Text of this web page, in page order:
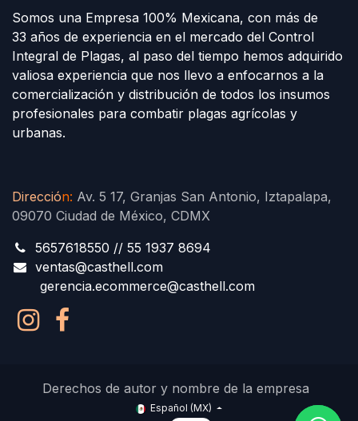
Somos una Empresa 100% Mexicana, con más de
33 años de experiencia en el mercado del Control
Integral de Plagas, al paso del tiempo hemos adquirido
valiosa experiencia que nos llevo a enfocarnos a la
comercialización y distribución de todos los insumos
profesionales para combatir plagas agrícolas y
urbanas.
Dirección: Av. 5 17, Granjas San Antonio, Iztapalapa,
09070 Ciudad de México, CDMX
5657618550 // 55 1937 8694
ventas@casthell.com
gerencia.ecommerce@casthell.com
Derechos de autor y nombre de la empresa
Español (MX)